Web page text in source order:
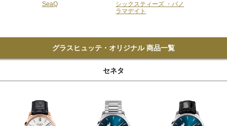
SeaQ
シックスティーズ ・パノ
ラマデイト
グラスヒュッテ・オリジナル 商品一覧
セネタ